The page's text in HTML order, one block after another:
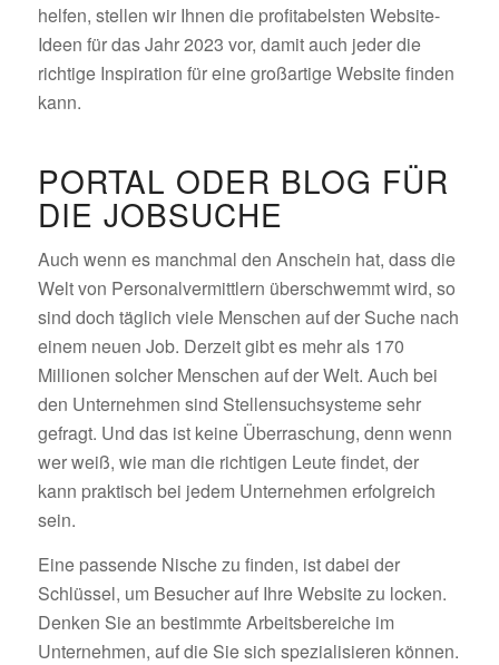
helfen, stellen wir Ihnen die profitabelsten Website-
Ideen für das Jahr 2023 vor, damit auch jeder die
richtige Inspiration für eine großartige Website finden
kann.
PORTAL ODER BLOG FÜR
DIE JOBSUCHE
Auch wenn es manchmal den Anschein hat, dass die
Welt von Personalvermittlern überschwemmt wird, so
sind doch täglich viele Menschen auf der Suche nach
einem neuen Job. Derzeit gibt es mehr als 170
Millionen solcher Menschen auf der Welt. Auch bei
den Unternehmen sind Stellensuchsysteme sehr
gefragt. Und das ist keine Überraschung, denn wenn
wer weiß, wie man die richtigen Leute findet, der
kann praktisch bei jedem Unternehmen erfolgreich
sein.
Eine passende Nische zu finden, ist dabei der
Schlüssel, um Besucher auf Ihre Website zu locken.
Denken Sie an bestimmte Arbeitsbereiche im
Unternehmen, auf die Sie sich spezialisieren können.